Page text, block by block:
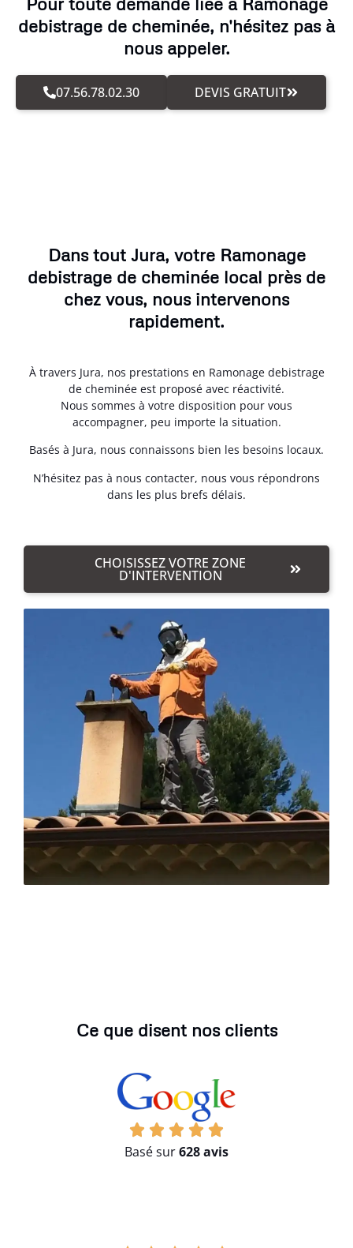
debistrage de cheminée, n'hésitez pas à
nous appeler.
07.56.78.02.30 DEVIS GRATUIT
Dans tout Jura, votre Ramonage
debistrage de cheminée local près de
chez vous, nous intervenons
rapidement.
À travers Jura, nos prestations en Ramonage debistrage
de cheminée est proposé avec réactivité.
Nous sommes à votre disposition pour vous
accompagner, peu importe la situation.
Basés à Jura, nous connaissons bien les besoins locaux.
N’hésitez pas à nous contacter, nous vous répondrons
dans les plus brefs délais.
CHOISISSEZ VOTRE ZONE
D'INTERVENTION
Ce que disent nos clients
Basé sur628 avis